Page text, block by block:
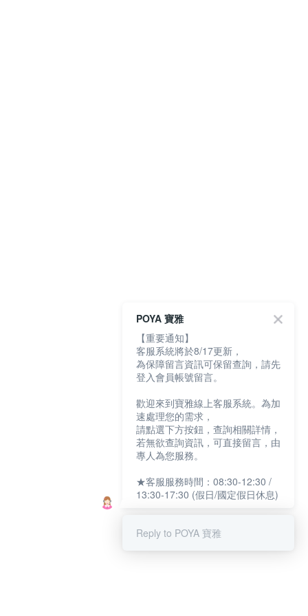
POYA 寶雅
【重要通知】
客服系統將於8/17更新，
為保障留言資訊可保留查詢，請先
登入會員帳號留言。
歡迎來到寶雅線上客服系統。為加
速處理您的需求，
請點選下方按鈕，查詢相關詳情，
若無欲查詢資訊，可直接留言，由
專人為您服務。
★客服服務時間：08:30-12:30 /
13:30-17:30 (假日/國定假日休息)
Reply to POYA 寶雅